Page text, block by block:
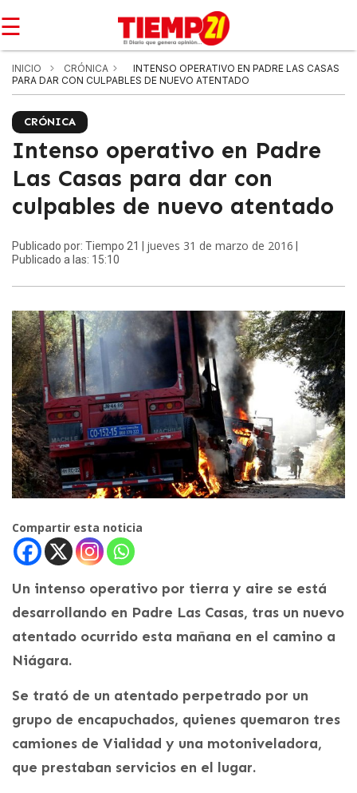
☰
INICIO CRÓNICA
INTENSO OPERATIVO EN PADRE LAS CASAS
PARA DAR CON CULPABLES DE NUEVO ATENTADO
CRÓNICA
Intenso operativo en Padre
Las Casas para dar con
culpables de nuevo atentado
Publicado por: Tiempo 21 | jueves 31 de marzo de 2016
Publicado a las: 15:10
Compartir esta noticia
Un intenso operativo por tierra y aire se está
desarrollando en Padre Las Casas, tras un nuevo
atentado ocurrido esta mañana en el camino a
Niágara.
Se trató de un atentado perpetrado por un
grupo de encapuchados, quienes quemaron tres
camiones de Vialidad y una motoniveladora,
que prestaban servicios en el lugar.